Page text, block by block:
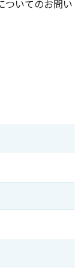
ついてのお問い